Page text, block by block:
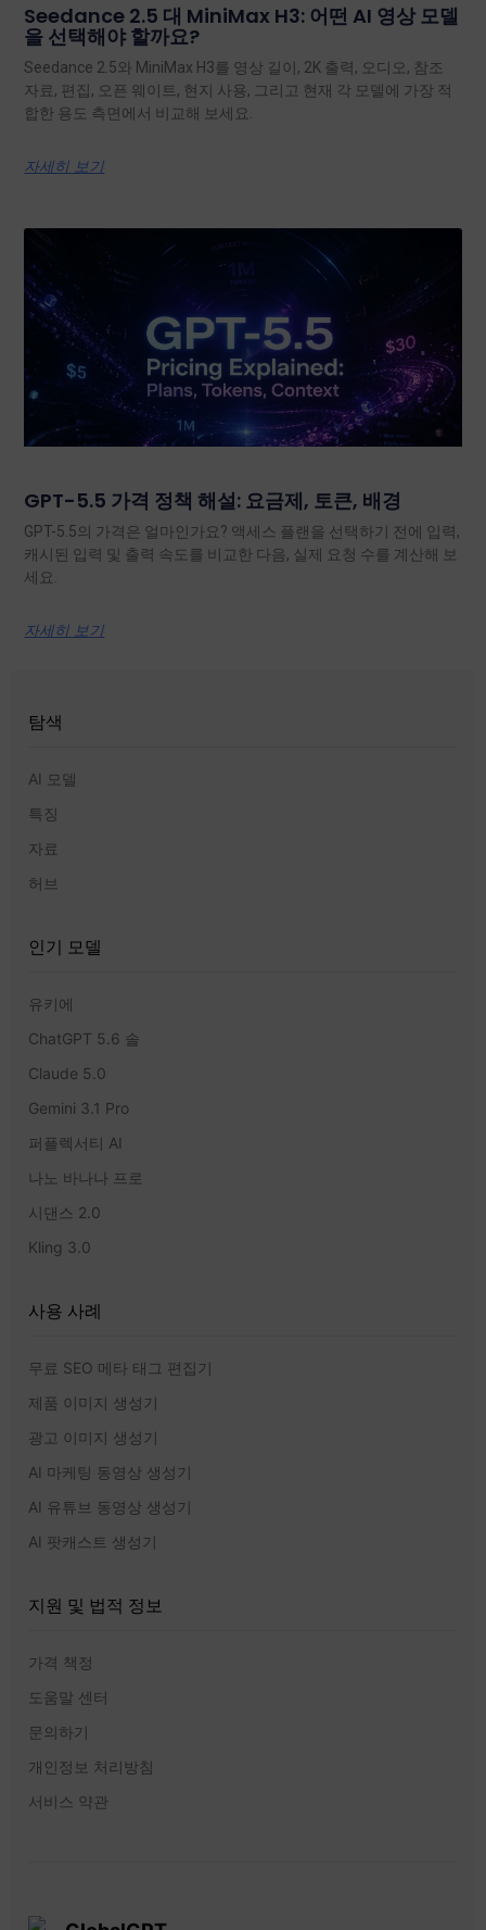
Seedance 2.5 대 MiniMax H3: 어떤 AI 영상 모델
을 선택해야 할까요?
Seedance 2.5와 MiniMax H3를 영상 길이, 2K 출력, 오디오, 참조
자료, 편집, 오픈 웨이트, 현지 사용, 그리고 현재 각 모델에 가장 적
합한 용도 측면에서 비교해 보세요.
자세히 보기
GPT-5.5 가격 정책 해설: 요금제, 토큰, 배경
GPT-5.5의 가격은 얼마인가요? 액세스 플랜을 선택하기 전에 입력,
캐시된 입력 및 출력 속도를 비교한 다음, 실제 요청 수를 계산해 보
세요.
자세히 보기
탐색
AI 모델
특징
자료
허브
인기 모델
유키에
ChatGPT 5.6 솔
Claude 5.0
Gemini 3.1 Pro
퍼플렉서티 AI
나노 바나나 프로
시댄스 2.0
Kling 3.0
사용 사례
무료 SEO 메타 태그 편집기
제품 이미지 생성기
광고 이미지 생성기
AI 마케팅 동영상 생성기
AI 유튜브 동영상 생성기
AI 팟캐스트 생성기
지원 및 법적 정보
가격 책정
도움말 센터
문의하기
개인정보 처리방침
서비스 약관